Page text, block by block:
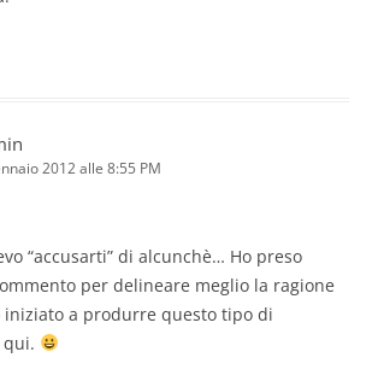
2012 alle 8:55 PM
“accusarti” di alcunchè… Ho preso
per delineare meglio la ragione
a produrre questo tipo di